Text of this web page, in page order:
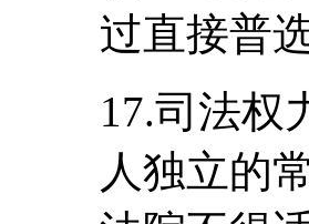
过直接普
17.司法权
人独立的